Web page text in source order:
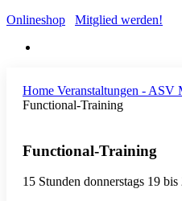
Onlineshop
Mitglied werden!
Home Veranstaltungen - ASV
Functional-Training
Functional-Training
15 Stunden donnerstags 19 bis